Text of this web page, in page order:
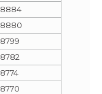
8884
8880
8799
8782
8774
8770